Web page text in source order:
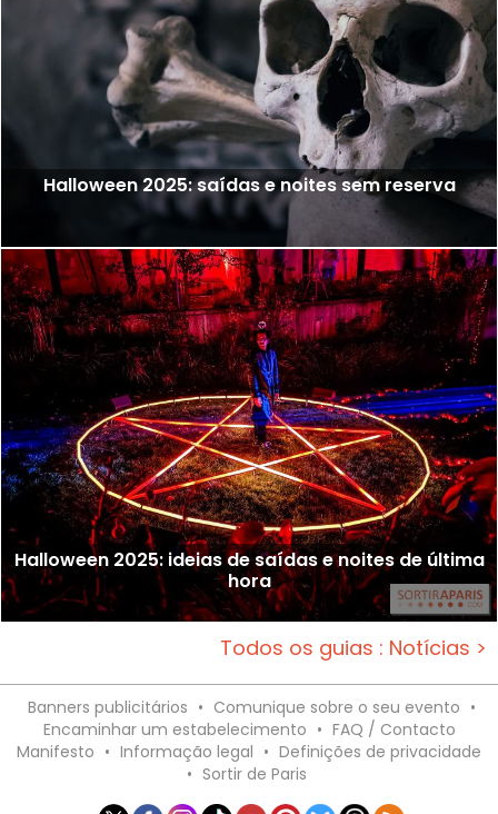
Halloween 2025: saídas e noites sem reserva
Halloween 2025: ideias de saídas e noites de última
hora
Todos os guias : Notícias >
Banners publicitários • Comunique sobre o seu evento •
Encaminhar um estabelecimento • FAQ / Contacto
Manifesto • Informação legal • Definições de privacidade
• Sortir de Paris